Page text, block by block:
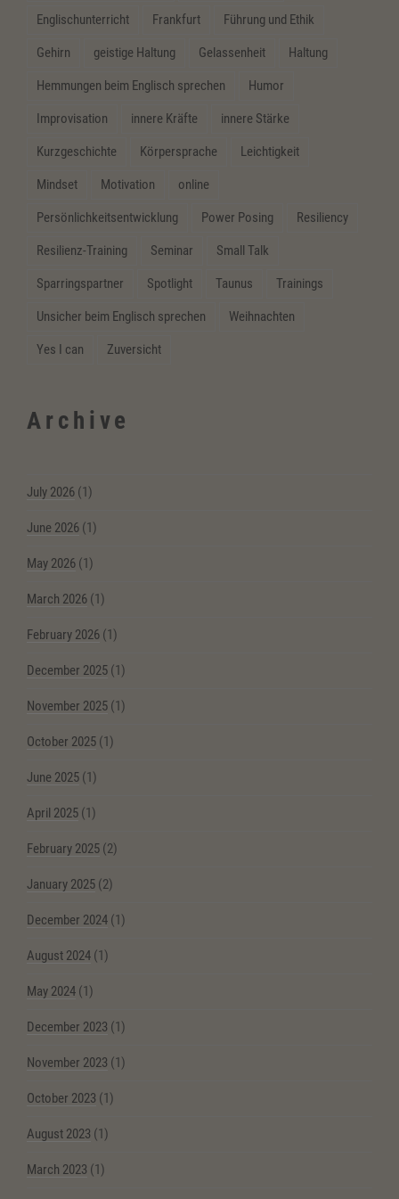
Englischunterricht Frankfurt Führung und Ethik
Gehirn geistige Haltung Gelassenheit Haltung
Hemmungen beim Englisch sprechen Humor
Improvisation innere Kräfte innere Stärke
Kurzgeschichte Körpersprache Leichtigkeit
Mindset Motivation online
Persönlichkeitsentwicklung Power Posing Resiliency
Resilienz-Training Seminar Small Talk
Sparringspartner Spotlight Taunus Trainings
Unsicher beim Englisch sprechen Weihnachten
Yes I can Zuversicht
Archive
July 2026 (1)
June 2026 (1)
May 2026 (1)
March 2026 (1)
February 2026 (1)
December 2025 (1)
November 2025 (1)
October 2025 (1)
June 2025 (1)
April 2025 (1)
February 2025 (2)
January 2025 (2)
December 2024 (1)
August 2024 (1)
May 2024 (1)
December 2023 (1)
November 2023 (1)
October 2023 (1)
August 2023 (1)
March 2023 (1)